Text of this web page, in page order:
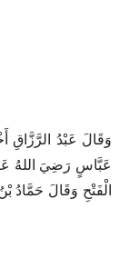
وَقَالَ عَبْدُ
عَبَّاسٍ رَضِيَ اللهُ
الْفَتْحِ وَقَالَ